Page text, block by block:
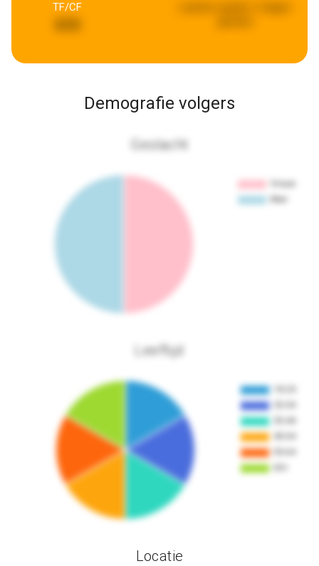
TF/CF
Demografie volgers
Geslacht
Leeftijd
Locatie